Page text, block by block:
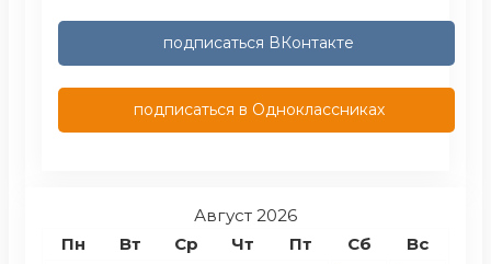
подписаться ВКонтакте
подписаться в Одноклассниках
Август 2026
Пн
Вт Ср Чт Пт Сб Вс